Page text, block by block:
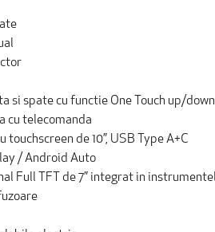
si spate cu functie One Touch up/down
cu telecomanda
de 10”, USB Type A+C
/ Android Auto
Full TFT de 7” integrat in